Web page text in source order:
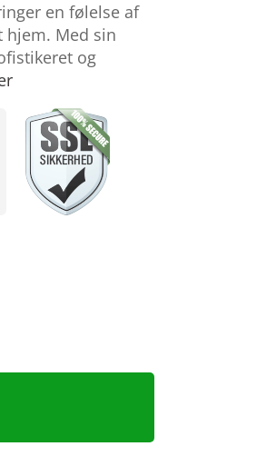
en følelse af
hjem. Med sin
og